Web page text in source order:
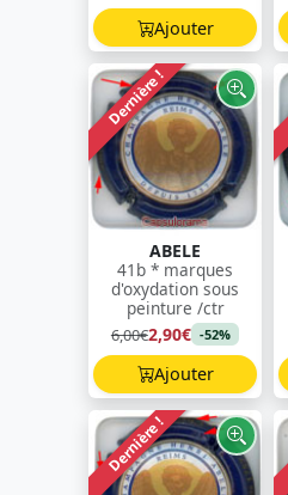
Ajouter
Dernière !
ABELE
41b * marques
d'oxydation sous
peinture /ctr
6,00€2,90€ -52%
Ajouter
Dernière !